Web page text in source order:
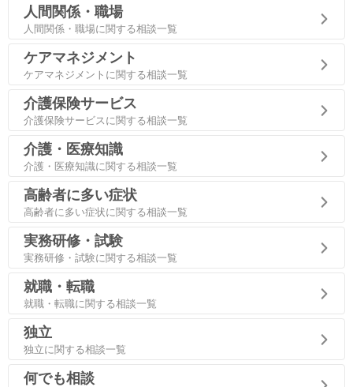
人間関係・職場
人間関係・職場に関する相談一覧
ケアマネジメント
ケアマネジメントに関する相談一覧
介護保険サービス
介護保険サービスに関する相談一覧
介護・医療知識
介護・医療知識に関する相談一覧
高齢者に多い症状
高齢者に多い症状に関する相談一覧
実務研修・試験
実務研修・試験に関する相談一覧
就職・転職
就職・転職に関する相談一覧
独立
独立に関する相談一覧
何でも相談